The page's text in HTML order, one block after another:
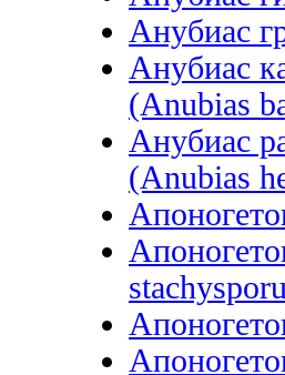
Анубиас
Анубиас
(Anubias
Анубиас
(Anubias